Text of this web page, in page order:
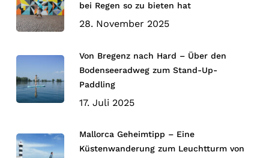
bei Regen so zu bieten hat
28. November 2025
Von Bregenz nach Hard – Über den
Bodenseeradweg zum Stand-Up-
Paddling
17. Juli 2025
Mallorca Geheimtipp – Eine
Küstenwanderung zum Leuchtturm von